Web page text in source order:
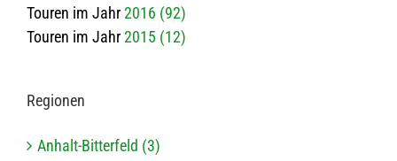
Touren im Jahr2016 (92)
Touren im Jahr2015 (12)
Regio­nen
Anhalt-Bitterfeld (3)